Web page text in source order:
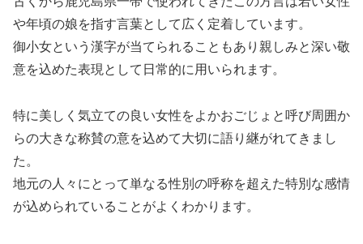
や年頃の娘を指す言葉として広く定着しています。
御小女という漢字が当てられることもあり親しみと深い敬
意を込めた表現として日常的に用いられます。
特に美しく気立ての良い女性をよかおごじょと呼び周囲か
らの大きな称賛の意を込めて大切に語り継がれてきまし
た。
地元の人々にとって単なる性別の呼称を超えた特別な感情
が込められていることがよくわかります。